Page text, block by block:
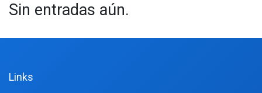
Sin entradas aún.
Links